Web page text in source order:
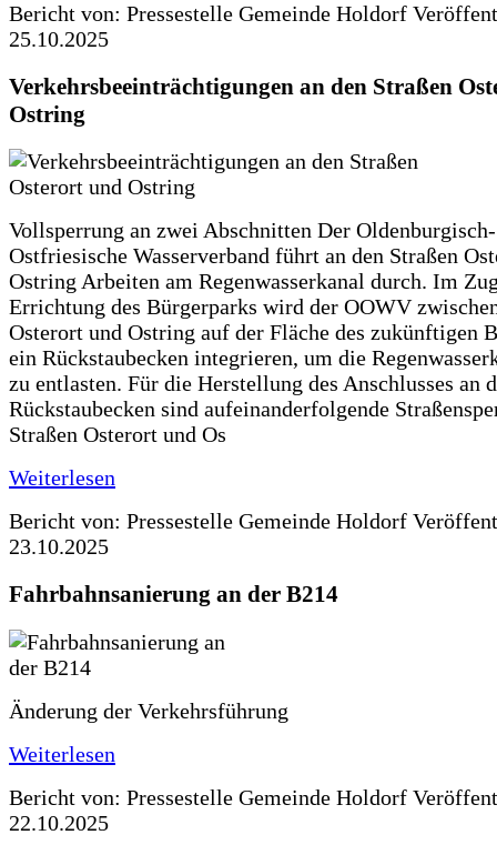
Bericht von: Pressestelle Gemeinde Holdorf
25.10.2025
Verkehrsbeeinträchtigungen an den Straßen
Ostring
Vollsperrung an zwei Abschnitten Der Oldenburgisch-
Ostfriesische Wasserverband führt an den Straßen
Ostring Arbeiten am Regenwasserkanal durch. Im
Errichtung des Bürgerparks wird der OOWV
Osterort und Ostring auf der Fläche des zukünftigen
ein Rückstaubecken integrieren, um die
zu entlasten. Für die Herstellung des Anschlusses an
Rückstaubecken sind aufeinanderfolgende
Straßen Osterort und Os
Weiterlesen
Bericht von: Pressestelle Gemeinde Holdorf
23.10.2025
Fahrbahnsanierung an der B214
Änderung der Verkehrsführung
Weiterlesen
Bericht von: Pressestelle Gemeinde Holdorf
22.10.2025